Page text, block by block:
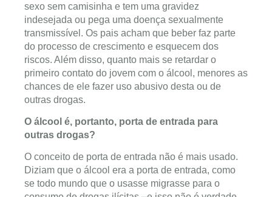
sexo sem camisinha e tem uma gravidez
indesejada ou pega uma doença sexualmente
transmissível. Os pais acham que beber faz parte
do processo de crescimento e esquecem dos
riscos. Além disso, quanto mais se retardar o
primeiro contato do jovem com o álcool, menores as
chances de ele fazer uso abusivo desta ou de
outras drogas.
O álcool é, portanto, porta de entrada para
outras drogas?
O conceito de porta de entrada não é mais usado.
Diziam que o álcool era a porta de entrada, como
se todo mundo que o usasse migrasse para o